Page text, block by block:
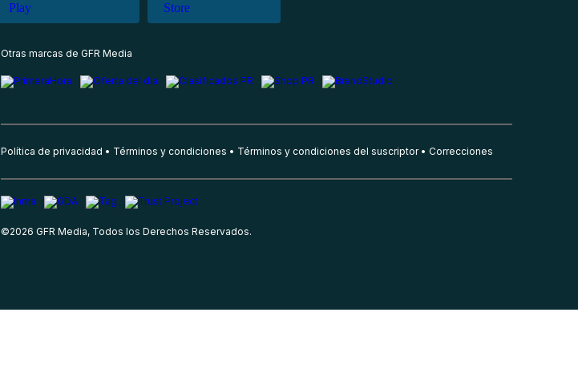
Otras marcas de GFR Media
Política de privacidad Términos y condiciones Términos y condiciones del suscriptor Correcciones
©2026 GFR Media, Todos los Derechos Reservados.